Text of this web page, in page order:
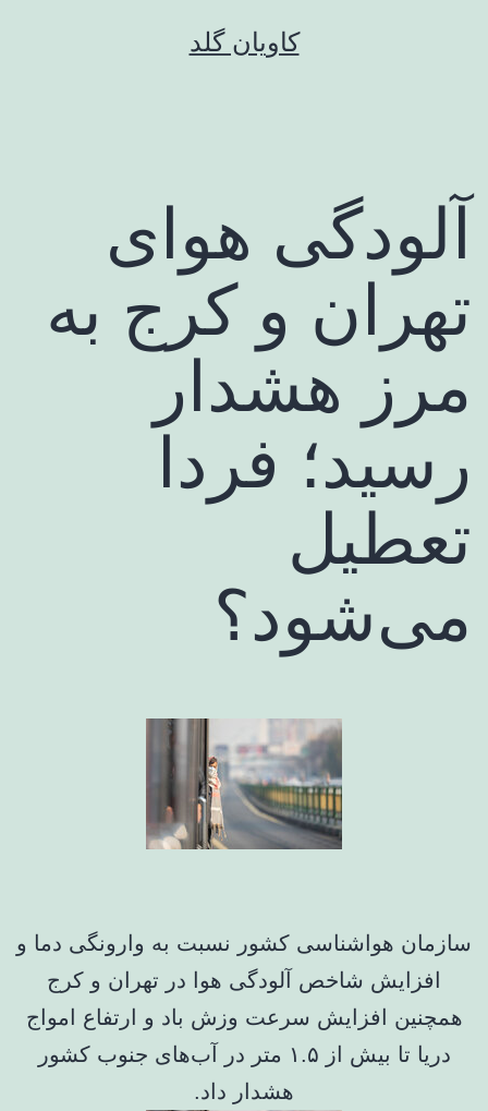
کاویان گلد
آلودگی هوای
تهران و کرج به
مرز هشدار
رسید؛ فردا
تعطیل
می‌شود؟
سازمان هواشناسی کشور نسبت به وارونگی دما و
افزایش شاخص آلودگی هوا در تهران و کرج
همچنین افزایش سرعت وزش باد و ارتفاع امواج
دریا تا بیش از ۱.۵ متر در آب‌های جنوب کشور
هشدار داد.